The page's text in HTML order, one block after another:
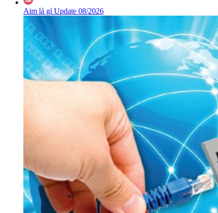
Aim là gì Update 08/2026